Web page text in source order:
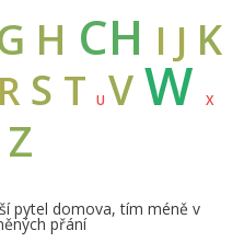
H CH I J K
R S T U VW X
Z
pytel domova, tím méně v
přání